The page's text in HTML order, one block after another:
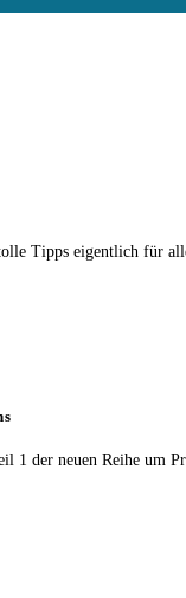
Tipps eigentlich für
1 der neuen Reihe um